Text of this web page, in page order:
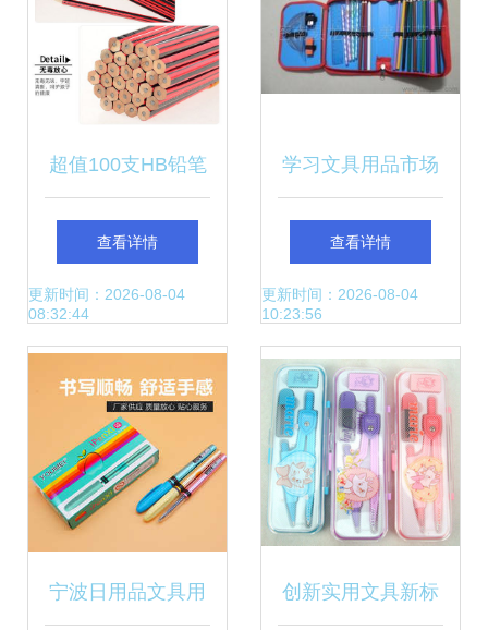
超值100支HB铅笔
套装 小学生写作优
选，六角无毒批发
之道
查看详情
更新时间：2026-08-04
08:32:44
学习文具用品市场
概览 价格、厂家与
批发指南
查看详情
更新时间：2026-08-04
10:23:56
宁波日用品文具用 创新实用文具新标